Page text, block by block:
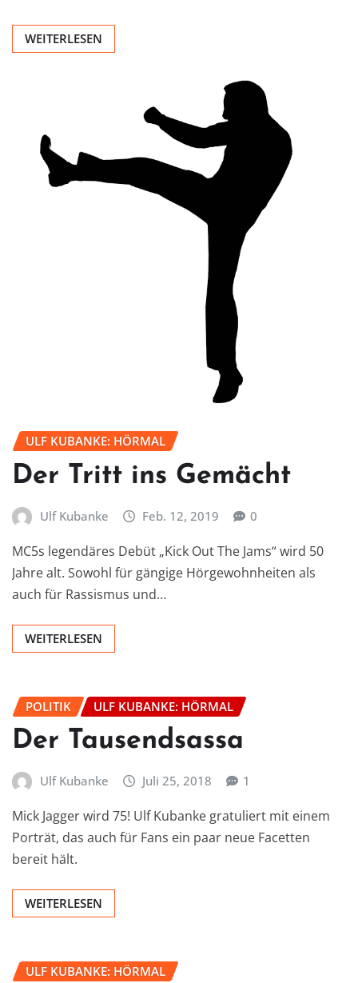
WEITERLESEN
ULF KUBANKE: HÖRMAL
Der Tritt ins Gemächt
Ulf Kubanke Feb. 12, 2019 0
MC5s legendäres Debüt „Kick Out The Jams“ wird 50
Jahre alt. Sowohl für gängige Hörgewohnheiten als
auch für Rassismus und…
WEITERLESEN
POLITIK ULF KUBANKE: HÖRMAL
Der Tausendsassa
Ulf Kubanke Juli 25, 2018 1
Mick Jagger wird 75! Ulf Kubanke gratuliert mit einem
Porträt, das auch für Fans ein paar neue Facetten
bereit hält.
WEITERLESEN
ULF KUBANKE: HÖRMAL